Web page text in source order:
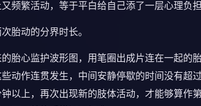
频繁活动，等于平白给自己添了一层心理负担
胎动的分界时长。
胎心监护波形图，用笔圈出成片连在一起的
动作连贯发生，中间安静停歇的时间没有超
以上，再次出现新的肢体活动，才能够算作